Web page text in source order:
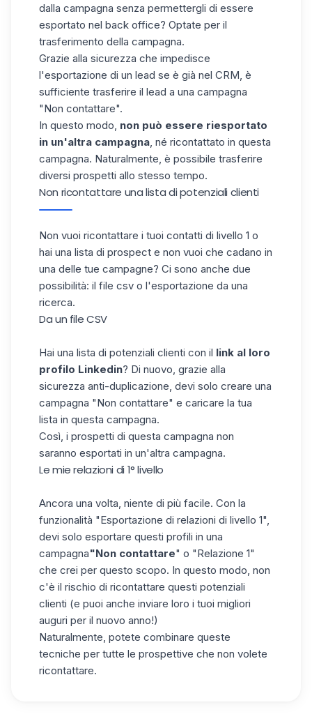
dalla campagna senza permettergli di essere
esportato nel back office? Optate per il
trasferimento della campagna.
Grazie alla sicurezza che impedisce
l'esportazione di un lead se è già nel CRM, è
sufficiente trasferire il lead a una campagna
"Non contattare".
In questo modo, non può essere riesportato
in un'altra campagna , né ricontattato in questa
campagna. Naturalmente, è possibile trasferire
diversi prospetti allo stesso tempo.
Non ricontattare una lista di potenziali clienti
Non vuoi ricontattare i tuoi contatti di livello 1 o
hai una lista di prospect e non vuoi che cadano in
una delle tue campagne? Ci sono anche due
possibilità: il file csv o l'esportazione da una
ricerca.
Da un file CSV
Hai una lista di potenziali clienti con il link al loro
profilo Linkedin? Di nuovo, grazie alla
sicurezza anti-duplicazione, devi solo creare una
campagna "Non contattare" e caricare la tua
lista in questa campagna.
Così, i prospetti di questa campagna non
saranno esportati in un'altra campagna.
Le mie relazioni di 1° livello
Ancora una volta, niente di più facile. Con la
funzionalità "Esportazione di relazioni di livello 1"
devi solo esportare questi profili in una
campagna"Non contattare" o "Relazione 1"
che crei per questo scopo. In questo modo, non
c'è il rischio di ricontattare questi potenziali
clienti (e puoi anche inviare loro i tuoi migliori
auguri per il nuovo anno!)
Naturalmente, potete combinare queste
tecniche per tutte le prospettive che non volete
ricontattare.